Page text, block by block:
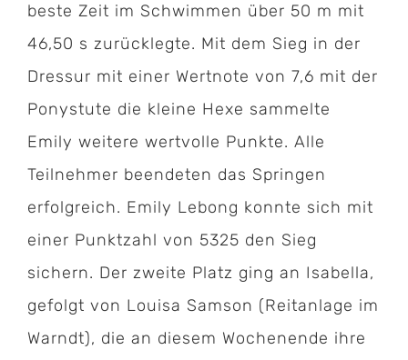
beste Zeit im Schwimmen über 50 m mit
46,50 s zurücklegte. Mit dem Sieg in der
Dressur mit einer Wertnote von 7,6 mit der
Ponystute die kleine Hexe sammelte
Emily weitere wertvolle Punkte. Alle
Teilnehmer beendeten das Springen
erfolgreich. Emily Lebong konnte sich mit
einer Punktzahl von 5325 den Sieg
sichern. Der zweite Platz ging an Isabella,
gefolgt von Louisa Samson (Reitanlage im
Warndt), die an diesem Wochenende ihre